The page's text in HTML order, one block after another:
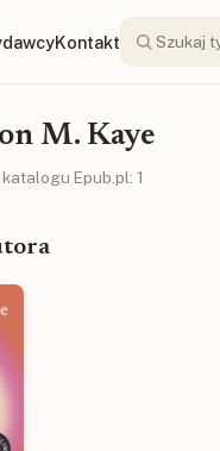
Kontakt
M. Kaye
Epub.pl: 1